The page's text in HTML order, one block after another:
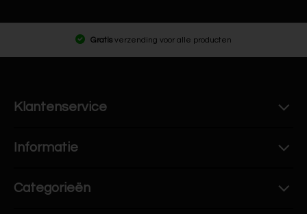
Gratis verzending voor alle producten
Klantenservice
Informatie
Categorieën